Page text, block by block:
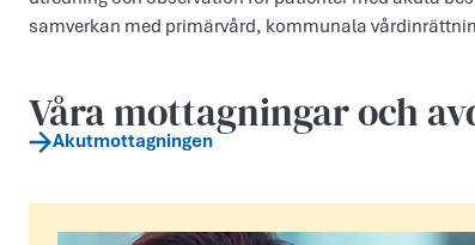
samverkan med primärvård, kommunala
Våra mottagningar och
Akutmottagningen